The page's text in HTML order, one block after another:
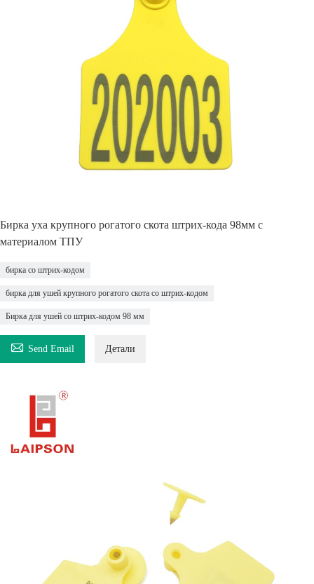
Бирка уха крупного рогатого скота штрих-кода 98мм с
материалом ТПУ
бирка со штрих-кодом
бирка для ушей крупного рогатого скота со штрих-кодом
Бирка для ушей со штрих-кодом 98 мм
 Send Email Детали